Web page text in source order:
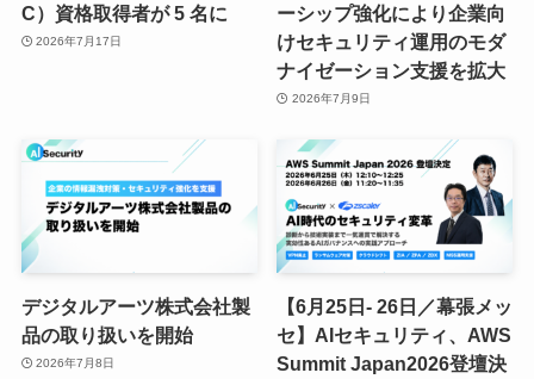
C）資格取得者が 5 名に
2026年7月17日
ーシップ強化により企業向
けセキュリティ運用のモダ
ナイゼーション支援を拡大
2026年7月9日
デジタルアーツ株式会社製
品の取り扱いを開始
2026年7月8日
【6月25日- 26日／幕張メッ
セ】AIセキュリティ、AWS
Summit Japan2026登壇決